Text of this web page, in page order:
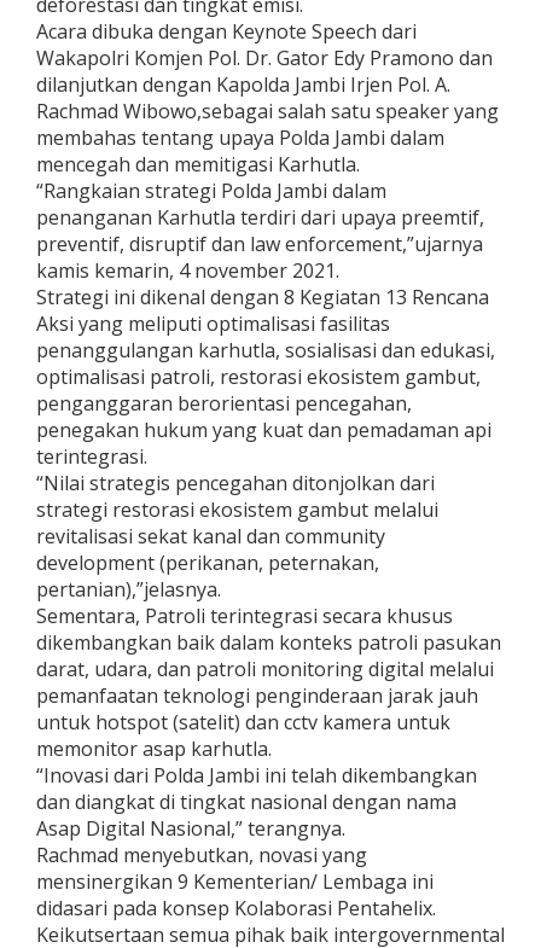
Acara dibuka dengan Keynote Speech dari
Wakapolri Komjen Pol. Dr. Gator Edy Pramono dan
dilanjutkan dengan Kapolda Jambi Irjen Pol. A.
Rachmad Wibowo,sebagai salah satu speaker yang
membahas tentang upaya Polda Jambi dalam
mencegah dan memitigasi Karhutla.
“Rangkaian strategi Polda Jambi dalam
penanganan Karhutla terdiri dari upaya preemtif,
preventif, disruptif dan law enforcement,”ujarnya
kamis kemarin, 4 november 2021.
Strategi ini dikenal dengan 8 Kegiatan 13 Rencana
Aksi yang meliputi optimalisasi fasilitas
penanggulangan karhutla, sosialisasi dan edukasi,
optimalisasi patroli, restorasi ekosistem gambut,
penganggaran berorientasi pencegahan,
penegakan hukum yang kuat dan pemadaman api
terintegrasi.
“Nilai strategis pencegahan ditonjolkan dari
strategi restorasi ekosistem gambut melalui
revitalisasi sekat kanal dan community
development (perikanan, peternakan,
pertanian),”jelasnya.
Sementara, Patroli terintegrasi secara khusus
dikembangkan baik dalam konteks patroli pasukan
darat, udara, dan patroli monitoring digital melalui
pemanfaatan teknologi penginderaan jarak jauh
untuk hotspot (satelit) dan cctv kamera untuk
memonitor asap karhutla.
“Inovasi dari Polda Jambi ini telah dikembangkan
dan diangkat di tingkat nasional dengan nama
Asap Digital Nasional,” terangnya.
Rachmad menyebutkan, novasi yang
mensinergikan 9 Kementerian/ Lembaga ini
didasari pada konsep Kolaborasi Pentahelix.
Keikutsertaan semua pihak baik intergovernmental